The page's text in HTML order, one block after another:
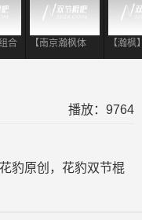
合
步
【南京瀚枫体
育】花豹系列双
【瀚枫
豹】收
播放：9764
豹原创，花豹双节棍